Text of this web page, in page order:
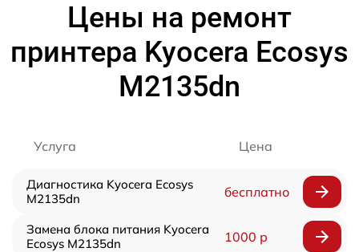
Цены на ремонт
принтера Kyocera Ecosys
M2135dn
Услуга Цена
Диагностика Kyocera Ecosys
M2135dn
бесплатно
Замена блока питания Kyocera
Ecosys M2135dn
1000 р